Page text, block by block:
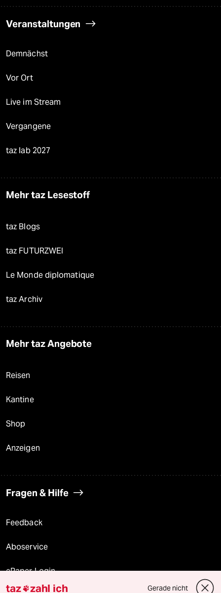
Veranstaltungen
Demnächst
Vor Ort
Live im Stream
Vergangene
taz lab 2027
Mehr taz Lesestoff
taz Blogs
taz FUTURZWEI
Le Monde diplomatique
taz Archiv
Mehr taz Angebote
Reisen
Kantine
Shop
Anzeigen
Fragen & Hilfe
Feedback
Aboservice
ePaper Login
taz zahl ich Gerade nicht